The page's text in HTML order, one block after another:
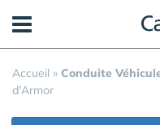
Accueil » Conduite
d'Armor